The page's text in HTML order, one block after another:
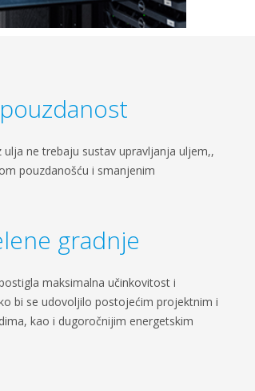
ulja ne trebaju sustav upravljanja uljem,,
pouzdanošću i smanjenim
gradnje
maksimalna učinkovitost i
bi se udovoljilo postojećim projektnim i
kao i dugoročnijim energetskim